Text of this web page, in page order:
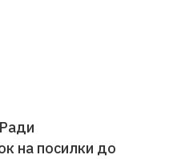
на посилки до